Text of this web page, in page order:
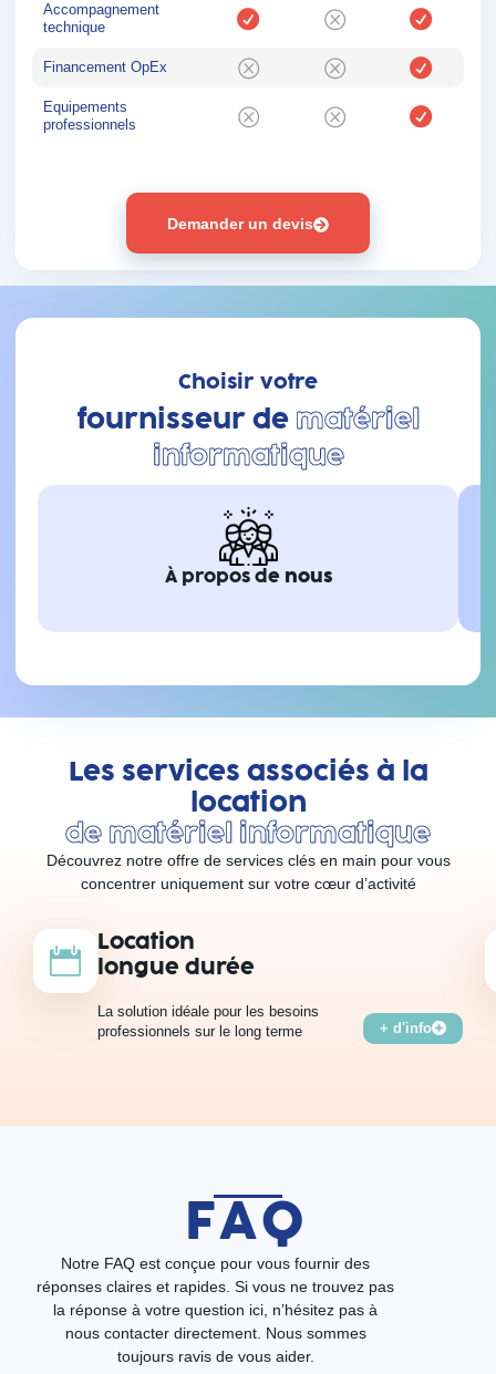
Accompagnement
technique
Financement OpEx
Equipements
professionnels
Demander un devis
Choisir votre
fournisseur de matériel
informatique
À propos de nous
Les services associés à la
location
de matériel informatique
Découvrez notre offre de services clés en main pour vous
concentrer uniquement sur votre cœur d’activité
Location
longue durée
La solution idéale pour les besoins
professionnels sur le long terme
+ d'info
FAQ
Notre FAQ est conçue pour vous fournir des
réponses claires et rapides. Si vous ne trouvez pas
la réponse à votre question ici, n’hésitez pas à
nous contacter directement. Nous sommes
toujours ravis de vous aider.